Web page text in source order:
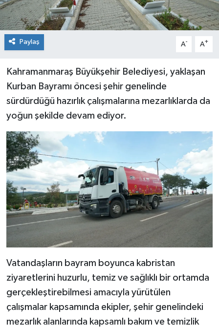
Paylaş A- A+
Kahramanmaraş Büyükşehir Belediyesi, yaklaşan
Kurban Bayramı öncesi şehir genelinde
sürdürdüğü hazırlık çalışmalarına mezarlıklarda da
yoğun şekilde devam ediyor.
Vatandaşların bayram boyunca kabristan
ziyaretlerini huzurlu, temiz ve sağlıklı bir ortamda
gerçekleştirebilmesi amacıyla yürütülen
çalışmalar kapsamında ekipler, şehir genelindeki
mezarlık alanlarında kapsamlı bakım ve temizlik